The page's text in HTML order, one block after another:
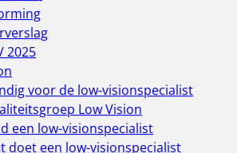
2025
voor de low-visionspecialist
Low Vision
een low-visionspecialist
doet een low-visionspecialist